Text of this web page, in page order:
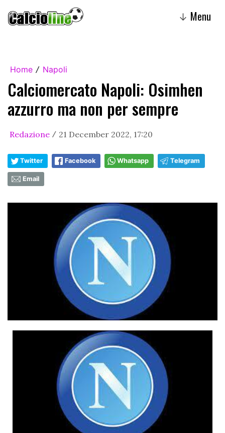
↓ Menu
Home / Napoli
Calciomercato Napoli: Osimhen
azzurro ma non per sempre
Redazione / 21 December 2022, 17:20
Twitter Facebook Whatsapp Telegram
Email